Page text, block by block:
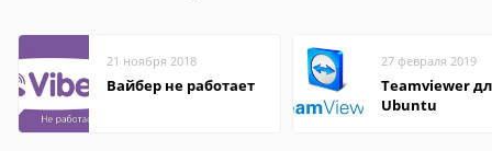
21 ноября 2018
Вайбер не работает
27 февраля 2019
Teamviewer
Ubuntu